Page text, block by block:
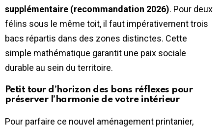
supplémentaire (recommandation 2026). Pour deux
félins sous le même toit, il faut impérativement trois
bacs répartis dans des zones distinctes. Cette
simple mathématique garantit une paix sociale
durable au sein du territoire.
Petit tour d’horizon des bons réflexes pour
préserver l’harmonie de votre intérieur
Pour parfaire ce nouvel aménagement printanier,